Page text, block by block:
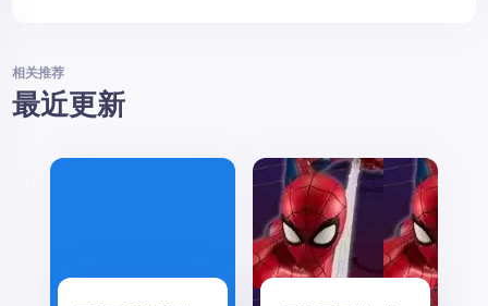
相关推荐
最近更新